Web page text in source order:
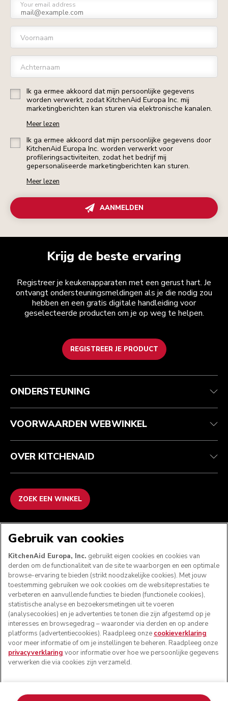
Your email address
Voornaam
Achternaam
Ik ga ermee akkoord dat mijn persoonlijke gegevens
worden verwerkt, zodat KitchenAid Europa Inc. mij
marketingberichten kan sturen via elektronische kanalen.
Meer lezen
Ik ga ermee akkoord dat mijn persoonlijke gegevens door
KitchenAid Europa Inc. worden verwerkt voor
profileringsactiviteiten, zodat het bedrijf mij
gepersonaliseerde marketingberichten kan sturen.
Meer lezen
AANMELDEN
Krijg de beste ervaring
Registreer je keukenapparaten met een gerust hart. Je
ontvangt ondersteuningsmeldingen als je die nodig zou
hebben en een gratis digitale handleiding voor
geselecteerde producten om je op weg te helpen.
REGISTREER JE PRODUCT
Health check
Je bestelling volgen
Garantie en documenten
Recupel
Algemene voorwaarden
Retournering en terugbetaling
Imprint
ODR
Het merk
Zoek een winkel
ONDERSTEUNING
VOORWAARDEN WEBWINKEL
OVER KITCHENAID
ZOEK EEN WINKEL
VOLG ONS
© KitchenAid 2026 - Alle rechten voorbehouden.
Gebruik van cookies
KitchenAid Europa, Inc. gebruikt eigen cookies en cookies van
derden om de functionaliteit van de site te waarborgen en een optimale
browse-ervaring te bieden (strikt noodzakelijke cookies). Met jouw
toestemming gebruiken we ook cookies om de websiteprestaties te
verbeteren en aanvullende functies te bieden (functionele cookies),
statistische analyse en bezoekersmetingen uit te voeren
(analysecookies) en je advertenties te tonen die zijn afgestemd op je
interesses en browsegedrag – waaronder via derden en op andere
platforms (advertentiecookies). Raadpleeg onze cookieverklaring
voor meer informatie of om je instellingen te beheren. Raadpleeg onze
privacyverklaring voor informatie over hoe we persoonlijke gegevens
verwerken die via cookies zijn verzameld.